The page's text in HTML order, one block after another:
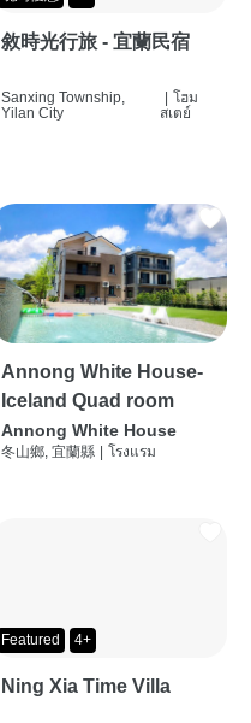
敘時光行旅 - 宜蘭民宿
Sanxing Township,
Yilan City
| โฮม
สเตย์
Annong White House-
Iceland Quad room
Annong White House
冬山鄉, 宜蘭縣 | โรงแรม
Featured 4+
Ning Xia Time Villa